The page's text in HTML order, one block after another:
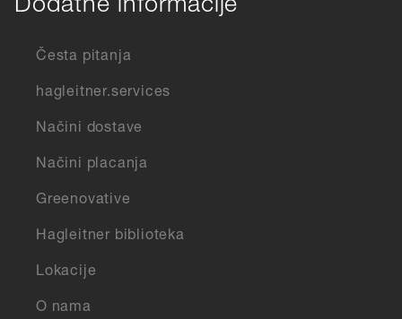
Dodatne informacije
Česta pitanja
hagleitner.services
Načini dostave
Načini placanja
Greenovative
Hagleitner biblioteka
Lokacije
O nama